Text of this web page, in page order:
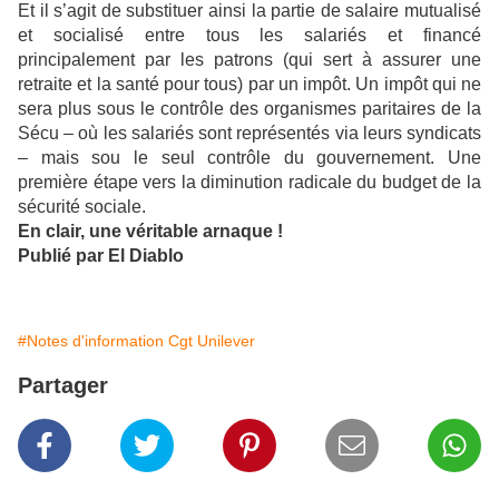
Et il s’agit de substituer ainsi la partie de salaire mutualisé
et socialisé entre tous les salariés et financé
principalement par les patrons (qui sert à assurer une
retraite et la santé pour tous) par un impôt. Un impôt qui ne
sera plus sous le contrôle des organismes paritaires de la
Sécu – où les salariés sont représentés via leurs syndicats
– mais sou le seul contrôle du gouvernement. Une
première étape vers la diminution radicale du budget de la
sécurité sociale.
En clair, une véritable arnaque !
Publié par El Diablo
#Notes d'information Cgt Unilever
Partager